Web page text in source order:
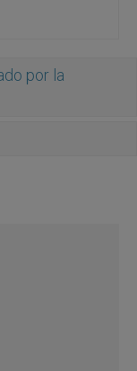
por la